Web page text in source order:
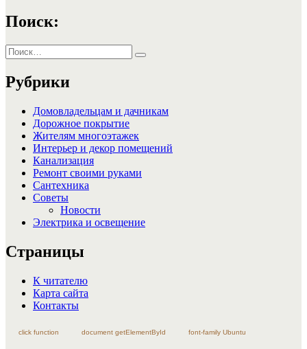
Поиск:
Искать:
Поиск
Рубрики
Домовладельцам и дачникам
Дорожное покрытие
Жителям многоэтажек
Интерьер и декор помещений
Канализация
Ремонт своими руками
Сантехника
Советы
Новости
Электрика и освещение
Страницы
К читателю
Карта сайта
Контакты
click function document getElementById font-family Ubuntu